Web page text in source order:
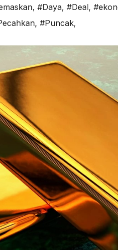
, #Daya, #Deal,
, #Puncak,